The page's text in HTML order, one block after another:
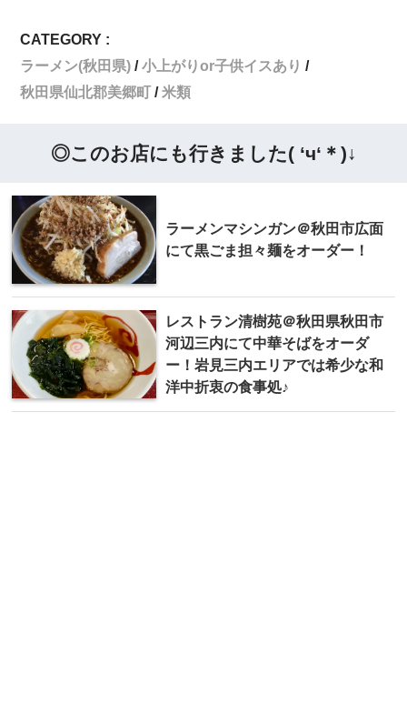
CATEGORY :
ラーメン(秋田県)
小上がりor子供イスあり
秋田県仙北郡美郷町
米類
◎このお店にも行きました( ‘ч‘＊)↓
ラーメンマシンガン＠秋田市広面
にて黒ごま担々麺をオーダー！
レストラン清樹苑＠秋田県秋田市
河辺三内にて中華そばをオーダ
ー！岩見三内エリアでは希少な和
洋中折衷の食事処♪